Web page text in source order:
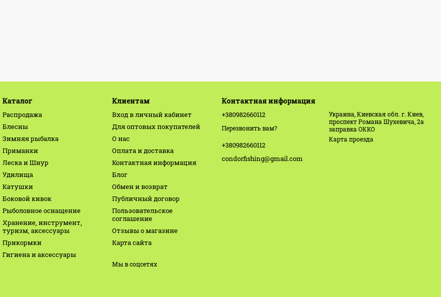
Каталог
Распродажа
Блесны
Зимняя рыбалка
Приманки
Леска и Шнур
Удилища
Катушки
Боковой кивок
Рыболовное оснащение
Хранение, инструмент,
туризм, аксессуары
Прикормки
Гигиена и аксессуары
Клиентам
Вход в личный кабинет
Для оптовых покупателей
О нас
Оплата и доставка
Контактная информация
Блог
Обмен и возврат
Публичный договор
Пользовательское
соглашение
Отзывы о магазине
Карта сайта
Мы в соцсетях
Контактная информация
+380982660112
Перезвонить вам?
+380982660112
condorfishing@gmail.com
Украина, Киевская обл. г. Киев,
проспект Романа Шухевича, 2а
заправка ОККО
Карта проезда